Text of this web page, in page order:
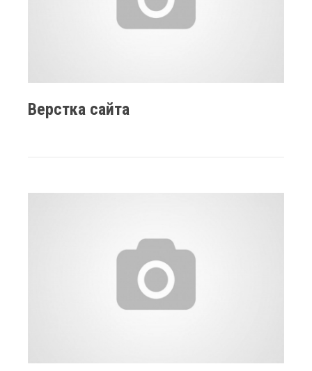
Верстка сайта